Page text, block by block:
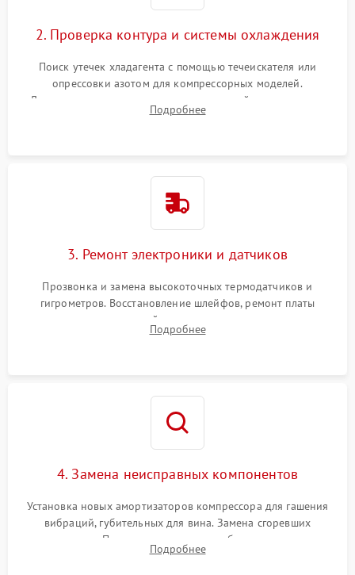
2. Проверка контура и системы охлаждения
Поиск утечек хладагента с помощью течеискателя или
опрессовки азотом для компрессорных моделей.
Диагностика термоэлектрических модулей, радиаторов и
кулеров на предмет перегрева или выхода из строя.
Подробнее
3. Ремонт электроники и датчиков
Прозвонка и замена высокоточных термодатчиков и
гигрометров. Восстановление шлейфов, ремонт платы
управления, отвечающей за поддержание микроклимата.
Проверка систем защиты от УФ-излучения и подсветки.
Подробнее
4. Замена неисправных компонентов
Установка новых амортизаторов компрессора для гашения
вибраций, губительных для вина. Замена сгоревших
элементов Пельтье, вентиляторов обдува, угольных
фильтров или поврежденных уплотнителей дверцы.
Подробнее